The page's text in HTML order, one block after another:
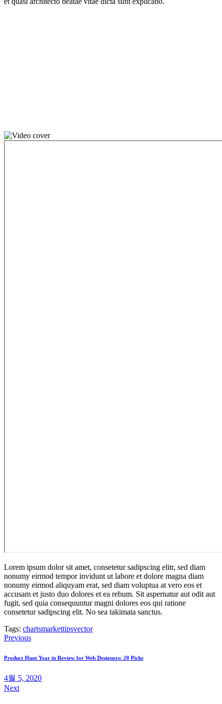
Lorem ipsum dolor sit amet, consetetur sadipscing elitr, sed diam
nonumy eirmod tempor invidunt ut labore et dolore magna diam
nonumy eirmod aliquyam erat, sed diam voluptua at vero eos et
accusam et justo duo dolores et ea rebum. Sit aspernatur aut odit aut
fugit, sed quia consequuntur magni dolores eos qui ratione
consetetur sadipscing elit. No sea takimata sanctus.
Tags: chartsmarkettipsvector
글
탐
색
Previous
Product Hunt Year in Review for Web Designers: 20 Picks
4월 5, 2020
Next